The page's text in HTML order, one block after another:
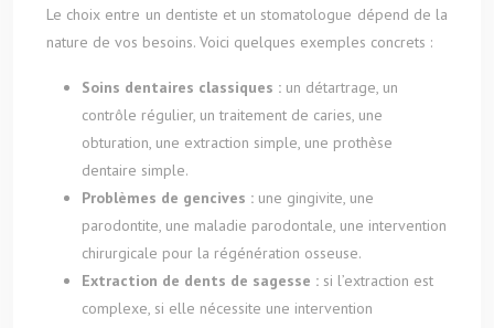
Le choix entre un dentiste et un stomatologue dépend de la
nature de vos besoins. Voici quelques exemples concrets :
Soins dentaires classiques : un détartrage, un
contrôle régulier, un traitement de caries, une
obturation, une extraction simple, une prothèse
dentaire simple.
Problèmes de gencives : une gingivite, une
parodontite, une maladie parodontale, une intervention
chirurgicale pour la régénération osseuse.
Extraction de dents de sagesse : si l’extraction est
complexe, si elle nécessite une intervention